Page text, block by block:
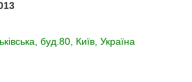
буд.80, Київ, Україна